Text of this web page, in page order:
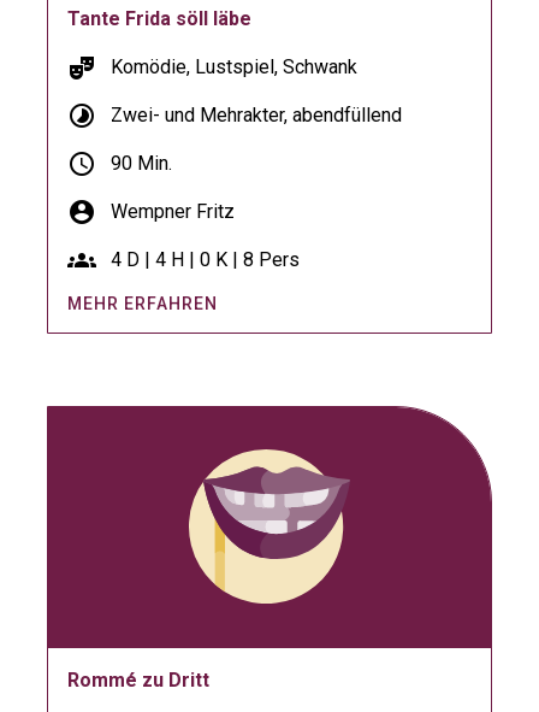
Tante Frida söll läbe
theater_comedy Komödie, Lustspiel, Schwank
timelapse Zwei- und Mehrakter, abendfüllend
schedule 90 Min.
account_circle Wempner Fritz
groups 4 D | 4 H | 0 K | 8 Pers
MEHR ERFAHREN
Rommé zu Dritt